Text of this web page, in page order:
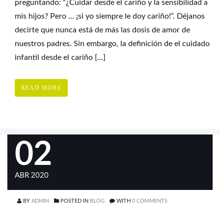
preguntando: “¿Cuidar desde el cariño y la sensibilidad a
mis hijos? Pero … ¡si yo siempre le doy cariño!”. Déjanos
decirte que nunca está de más las dosis de amor de
nuestros padres. Sin embargo, la definición de el cuidado
infantil desde el cariño [...]
READ MORE
02
ABR 2020
BY ADMIN POSTED IN BLOG WITH 0 COMMENTS